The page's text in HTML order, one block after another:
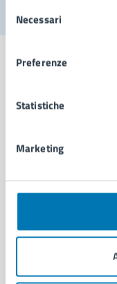
delNecessari
Preferenze
Statistiche
Marketing
Comune di
AMMINISTRAZIONE
Organi di governo
Enti e fondazioni
Personale